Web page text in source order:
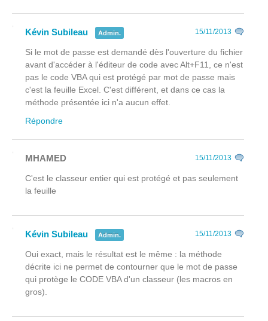
Kévin Subileau Admin. 15/11/2013
Si le mot de passe est demandé dès l'ouverture du fichier
avant d'accéder à l'éditeur de code avec Alt+F11, ce n'est
pas le code VBA qui est protégé par mot de passe mais
c'est la feuille Excel. C'est différent, et dans ce cas la
méthode présentée ici n'a aucun effet.
Répondre
MHAMED 15/11/2013
C'est le classeur entier qui est protégé et pas seulement
la feuille
Kévin Subileau Admin. 15/11/2013
Oui exact, mais le résultat est le même : la méthode
décrite ici ne permet de contourner que le mot de passe
qui protège le CODE VBA d'un classeur (les macros en
gros).